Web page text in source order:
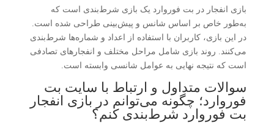
بازی انفجار در بت فوروارد یک بازی شرط‌بندی است که
به‌طور خاص بر اساس شانس و پیش‌بینی طراحی شده است.
در این بازی، کاربران با استفاده از اعداد و شماره‌ها شرط‌بندی
می‌کنند. روند بازی شامل مراحل مختلف و انفجارهای تصادفی
است که نتیجه نهایی به عوامل شانسی وابسته است.
سوالات متداول و ارتباط با سایت بت
فوروارد؛ چگونه می‌توانم در بازی انفجار
بت فوروارد شرط‌بندی کنم؟